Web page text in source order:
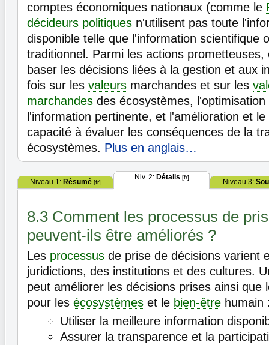
comptes économiques nationaux (comme le
décideurs politiques n'utilisent pas toute
disponible telle que l'information scientifique
traditionnel. Parmi les actions
baser les décisions liées à la gestion et aux
fois sur les valeurs marchandes et sur les
marchandes des écosystèmes,
l'information pertinente, et l'amélioration et
capacité à évaluer les conséquences de la
écosystèmes. Plus en anglais…
Niveau 1: Résumé [fr]
Niv. 2: Détails [fr]
Niveau 3:
8.3 Comment les processus de
peuvent-ils être améliorés ?
Les processus de prise de décisions varient
juridictions, des institutions et des cultures.
peut améliorer les décisions prises ainsi que
pour les écosystèmes et le bien-être humain
Utiliser la meilleure information
Assurer la transparence et la